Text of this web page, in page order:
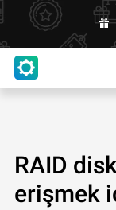
RAID
erişmek